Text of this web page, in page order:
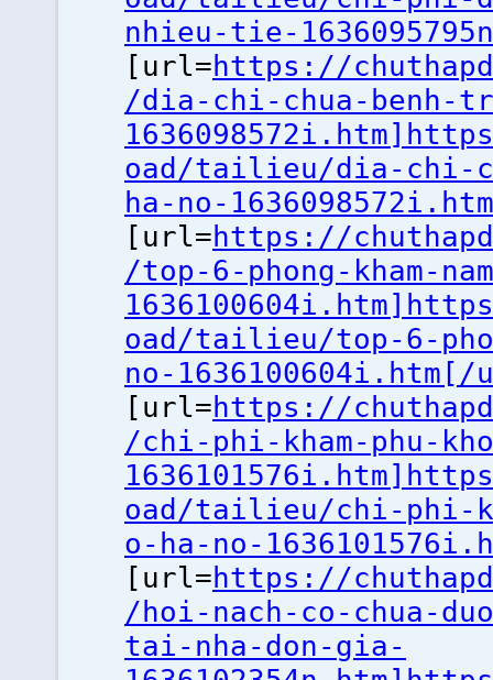
nhieu-tie-
[url=https://
/dia-chi-chua-
oad/tailieu/dia-chi-
ha-no-
[url=https://
/top-6-phong-kham-
oad/tailieu/top-6-
no-
[url=https://
/chi-phi-kham-phu-
oad/tailieu/chi-phi-
o-ha-no-
[url=https://
/hoi-nach-co-chua-
tai-nha-don-gia-